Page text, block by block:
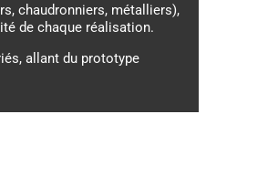
chaudronniers, métalliers),
de chaque réalisation.
allant du prototype